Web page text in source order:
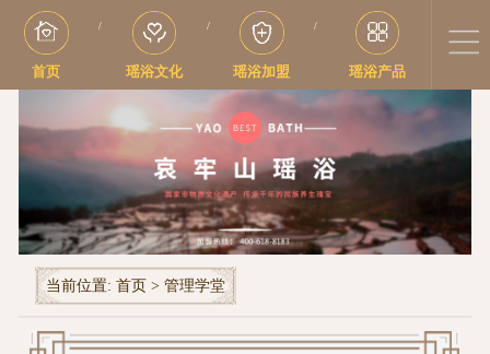
首页
/
瑶浴文化
/
瑶浴加盟
/
瑶浴产品
当前位置: 首页 > 管理学堂